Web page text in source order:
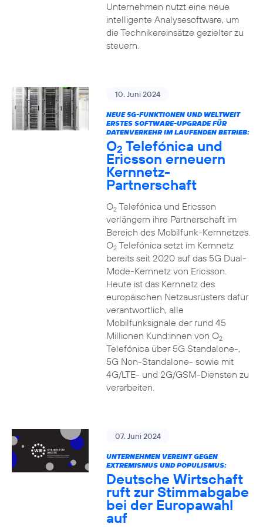
Unternehmen nutzt eine neue
intelligente Analysesoftware, um
die Technikereinsätze gezielter zu
steuern.
10. Juni 2024
NEUE 5G-FUNKTIONEN UND WELTWEIT
ERSTES SOFTWARE-UPGRADE FÜR
DATENVERKEHR IM LAUFENDEN BETRIEB:
O2 Telefónica und
Ericsson erneuern
Kernnetz-
Partnerschaft
O2Telefónica und Ericsson
verlängern ihre Partnerschaft im
Bereich des Mobilfunk-Kernnetzes.
O2Telefónica setzt im Kernnetz
bereits seit 2020 auf das 5G Dual-
Mode-Kernnetz von Ericsson.
Heute ist das Kernnetz des
europäischen Netzausrüsters dafür
verantwortlich, alle
Mobilfunksignale der rund 45
Millionen Kund:innen von O2
Telefónica über 5G Standalone-,
5G Non-Standalone- sowie mit
4G/LTE- und 2G/GSM-Diensten zu
verarbeiten.
07. Juni 2024
UNTERNEHMEN VEREINT GEGEN
EXTREMISMUS UND POPULISMUS:
Deutsche Wirtschaft
ruft zur Stimmabgabe
bei der Europawahl
auf